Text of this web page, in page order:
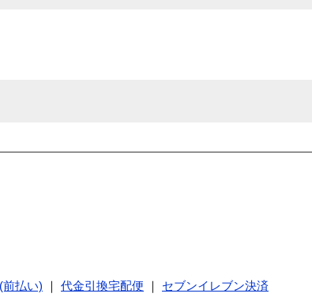
払い) 代金引換宅配便
セブンイレブン決済